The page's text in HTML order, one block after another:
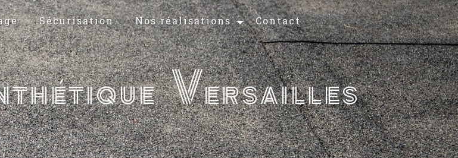
Sécurisation Nos réalisations Contact
Versailles